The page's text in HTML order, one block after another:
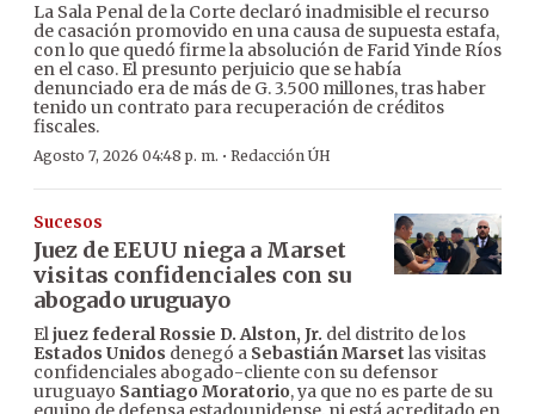
La Sala Penal de la Corte declaró inadmisible el recurso
de casación promovido en una causa de supuesta estafa,
con lo que quedó firme la absolución de Farid Yinde Ríos
en el caso. El presunto perjuicio que se había
denunciado era de más de G. 3.500 millones, tras haber
tenido un contrato para recuperación de créditos
fiscales.
Agosto 7, 2026 04:48 p. m. · Redacción ÚH
Sucesos
Juez de EEUU niega a Marset
visitas confidenciales con su
abogado uruguayo
Eljuez federal Rossie D. Alston, Jr. del distrito de los
Estados Unidos denegó a Sebastián Marset las visitas
confidenciales abogado-cliente con su defensor
uruguayo Santiago Moratorio, ya que no es parte de su